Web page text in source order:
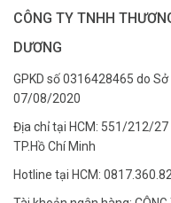
CÔNG TY TNHH
DƯƠNG
GPKD số 0316428465 do
07/08/2020
Địa chỉ tại HCM: 551/212/27
TP.Hồ Chí Minh
Hotline tại HCM: